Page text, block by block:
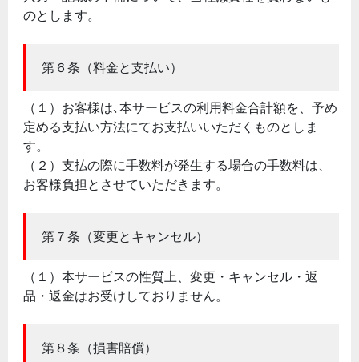
のとします。
第６条（料金と支払い）
（１）お客様は､本サービスの利用料金合計額を、予め
定める支払い方法にてお支払いいただくものとしま
す。
（２）支払の際に手数料が発生する場合の手数料は、
お客様負担とさせていただきます。
第７条（変更とキャンセル）
（１）本サービスの性質上、変更・キャンセル・返
品・返金はお受けしておりません。
第８条（損害賠償）